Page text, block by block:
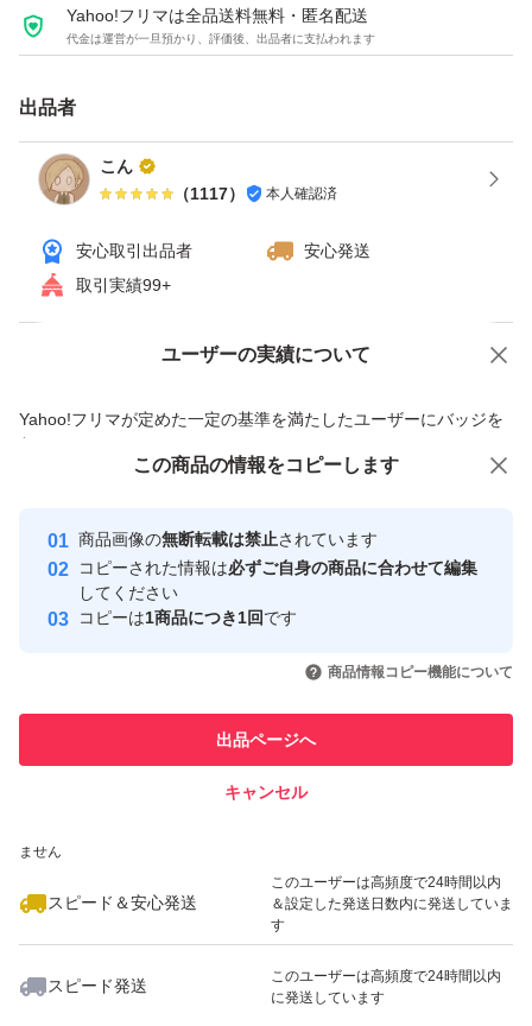
ア味)することで水でもしっかりとしたおいしさを実現。
ザバスホエイプロテイン100リッチショコラ味980g
ブランド：明治ザバスYC09-2901
Yahoo!フリマは全品送料無料・匿名配送
代金は運営が一旦預かり、評価後、出品者に支払われます
出品者
こん
（1117） 本人確認済
安心取引出品者
安心発送
取引実績99+
ユーザーの実績について
Yahoo!フリマが定めた一定の基準を満たしたユーザーにバッジを
付与しています
安心取引出品者
心・安全なユーザーです
取引実績
引を完了させた実績があります
での取引実績があります
ません
スピード＆安心発送
このユーザーは高頻度で24時間以内
＆設定した発送日数内に発送していま
す
スピード発送
このユーザーは高頻度で24時間以内
に発送しています
価格の相談 商品への質問
この商品の情報をコピーします
商品画像の無断転載は禁止されています
コピーされた情報は必ずご自身の商品に合わせて編集
してください
コピーは1商品につき1回です
商品情報コピー機能について
出品ページへ
キャンセル
この商品をみている人にオススメ
いいね！
9,000